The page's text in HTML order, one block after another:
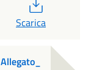
Scarica